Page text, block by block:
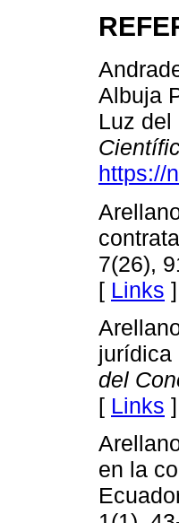
Albuja
Luz
https://
7(26),
[ Links ]
jurídica
del
[ Links ]
en la